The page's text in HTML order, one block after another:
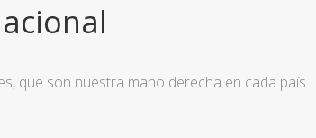
que son nuestra mano derecha en cada país.